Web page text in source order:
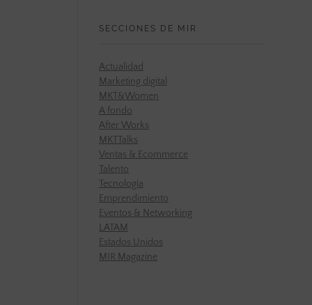
SECCIONES DE MIR
Actualidad
Marketing digital
MKT&Women
A fondo
After Works
MKTTalks
Ventas & Ecommerce
Talento
Tecnología
Emprendimiento
Eventos & Networking
LATAM
Estados Unidos
MIR Magazine